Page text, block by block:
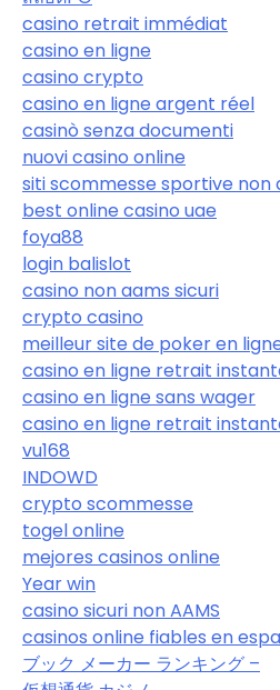
casino retrait immédiat
casino en ligne
casino crypto
casino en ligne argent réel
casinò senza documenti
nuovi casino online
siti scommesse sportive non
best online casino uae
foya88
login balislot
casino non aams sicuri
crypto casino
meilleur site de poker en
casino en ligne retrait
casino en ligne sans wager
casino en ligne retrait
vu168
INDOWD
crypto scommesse
togel online
mejores casinos online
Year win
casino sicuri non AAMS
casinos online fiables en
ブック メーカー ランキング –